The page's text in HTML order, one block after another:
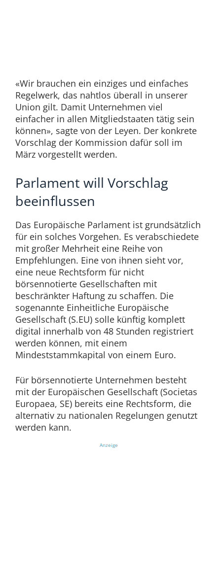
«Wir brauchen ein einziges und einfaches
Regelwerk, das nahtlos überall in unserer
Union gilt. Damit Unternehmen viel
einfacher in allen Mitgliedstaaten tätig sein
können», sagte von der Leyen. Der konkrete
Vorschlag der Kommission dafür soll im
März vorgestellt werden.
Parlament will Vorschlag
beeinflussen
Das Europäische Parlament ist grundsätzlich
für ein solches Vorgehen. Es verabschiedete
mit großer Mehrheit eine Reihe von
Empfehlungen. Eine von ihnen sieht vor,
eine neue Rechtsform für nicht
börsennotierte Gesellschaften mit
beschränkter Haftung zu schaffen. Die
sogenannte Einheitliche Europäische
Gesellschaft (S.EU) solle künftig komplett
digital innerhalb von 48 Stunden registriert
werden können, mit einem
Mindeststammkapital von einem Euro.
Für börsennotierte Unternehmen besteht
mit der Europäischen Gesellschaft (Societas
Europaea, SE) bereits eine Rechtsform, die
alternativ zu nationalen Regelungen genutzt
werden kann.
Anzeige